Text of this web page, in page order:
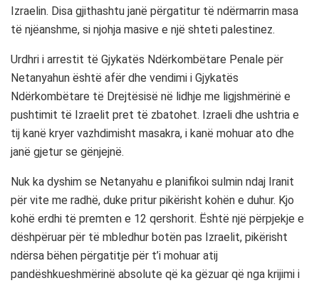
Izraelin. Disa gjithashtu janë përgatitur të ndërmarrin masa
të njëanshme, si njohja masive e një shteti palestinez.
Urdhri i arrestit të Gjykatës Ndërkombëtare Penale për
Netanyahun është afër dhe vendimi i Gjykatës
Ndërkombëtare të Drejtësisë në lidhje me ligjshmërinë e
pushtimit të Izraelit pret të zbatohet. Izraeli dhe ushtria e
tij kanë kryer vazhdimisht masakra, i kanë mohuar ato dhe
janë gjetur se gënjejnë.
Nuk ka dyshim se Netanyahu e planifikoi sulmin ndaj Iranit
për vite me radhë, duke pritur pikërisht kohën e duhur. Kjo
kohë erdhi të premten e 12 qershorit. Është një përpjekje e
dëshpëruar për të mbledhur botën pas Izraelit, pikërisht
ndërsa bëhen përgatitje për t’i mohuar atij
pandëshkueshmërinë absolute që ka gëzuar që nga krijimi i